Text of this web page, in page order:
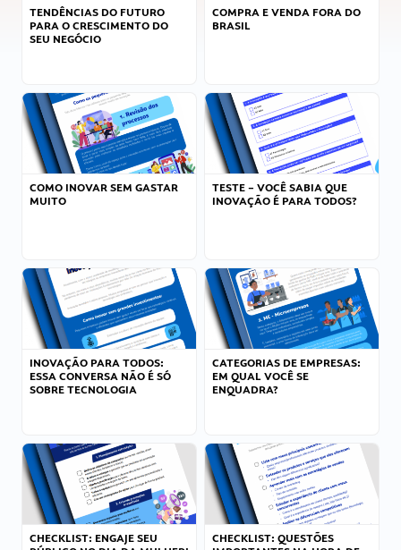
TENDÊNCIAS DO FUTURO
PARA O CRESCIMENTO DO
SEU NEGÓCIO
COMPRA E VENDA FORA DO
BRASIL
COMO INOVAR SEM GASTAR
MUITO
TESTE – VOCÊ SABIA QUE
INOVAÇÃO É PARA TODOS?
INOVAÇÃO PARA TODOS:
ESSA CONVERSA NÃO É SÓ
SOBRE TECNOLOGIA
CATEGORIAS DE EMPRESAS:
EM QUAL VOCÊ SE
ENQUADRA?
CHECKLIST: ENGAJE SEU
CHECKLIST: QUESTÕES